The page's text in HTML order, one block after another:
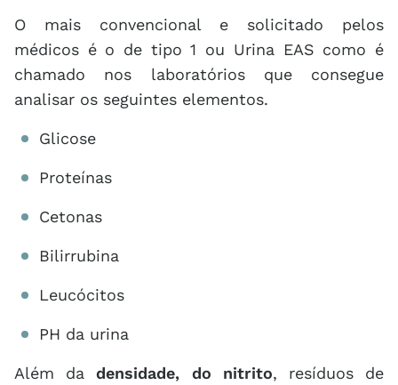
O mais convencional e solicitado pelos
médicos é o de tipo 1 ou Urina EAS como é
chamado nos laboratórios que consegue
analisar os seguintes elementos.
Glicose
Proteínas
Cetonas
Bilirrubina
Leucócitos
PH da urina
Além dadensidade, do nitrito, resíduos de